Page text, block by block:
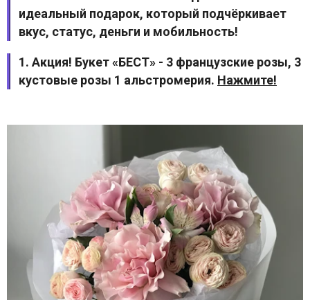
идеальный подарок, который подчёркивает
вкус, статус, деньги и мобильность!
1. Акция! Букет «БЕСТ» - 3 французские розы, 3
кустовые розы 1 альстромерия. Нажмите!